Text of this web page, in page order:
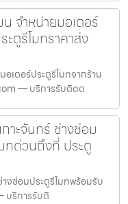
น จำหน่ายมอเตอร์
ะตูรีโมทราคาส่ง
อเตอร์ประตูรีโมทจากร้าน
— บริการรับติดต
าะจันทร์ ช่างซ่อม
ทด่วนถึงที่ ประตู
งซ่อมประตูรีโมทพร้อมรับ
บริการรับติ